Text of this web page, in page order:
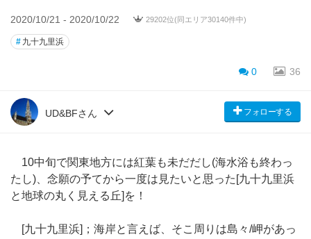
2020/10/21 - 2020/10/22 29202位(同エリア30140件中)
# 九十九里浜
0 36
UD&BFさん フォローする
10中旬で関東地方には紅葉も未だだし(海水浴も終わっ
たし)、念願の予てから一度は見たいと思った[九十九里浜
と地球の丸く見える丘]を！
[九十九里浜]；海岸と言えば、そこ周りは島々/岬があっ